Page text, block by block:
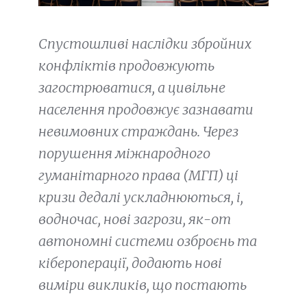
Спустошливі наслідки збройних
конфліктів продовжують
загострюватися, а цивільне
населення продовжує зазнавати
невимовних страждань. Через
порушення міжнародного
гуманітарного права (МГП) ці
кризи дедалі ускладнюються, і,
водночас, нові загрози, як-от
автономні системи озброєнь та
кібероперації, додають нові
виміри викликів, що постають